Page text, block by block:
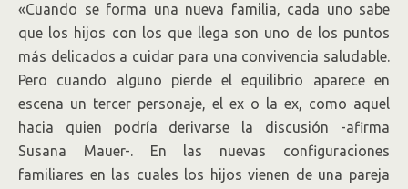
«Cuando se forma una nueva familia, cada uno sabe
que los hijos con los que llega son uno de los puntos
más delicados a cuidar para una convivencia saludable.
Pero cuando alguno pierde el equilibrio aparece en
escena un tercer personaje, el ex o la ex, como aquel
hacia quien podría derivarse la discusión -afirma
Susana Mauer-. En las nuevas configuraciones
familiares en las cuales los hijos vienen de una pareja